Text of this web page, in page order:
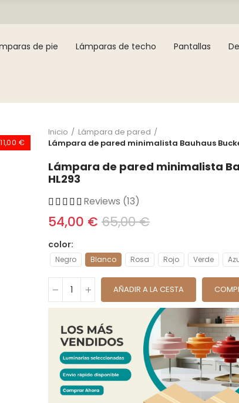
de pie Lámparas de techo Pantallas
€
Inicio
Lámpara de pared
Lámpara de pared minimalista Bauhaus
Lámpara de pared minimalista
HL293
Reviews (13)
54,00 € 65,00 €
color
Negro Blanco Rosa Rojo Verde
AÑADIR A LA CESTA